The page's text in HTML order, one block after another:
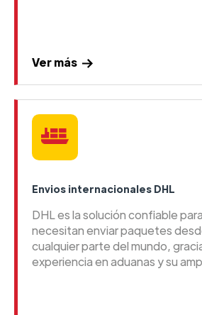
Ver más
Envios internacionales DHL
DHL es la solución confiable
necesitan enviar paquetes
cualquier parte del mundo,
experiencia en aduanas y su